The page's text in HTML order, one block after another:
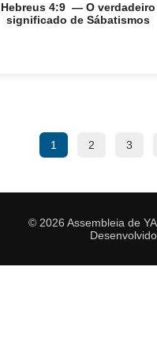
Hebreus 4:9 — O verdadeiro
significado de Sábatismos
1 2 3
© 2026 Assembleia de